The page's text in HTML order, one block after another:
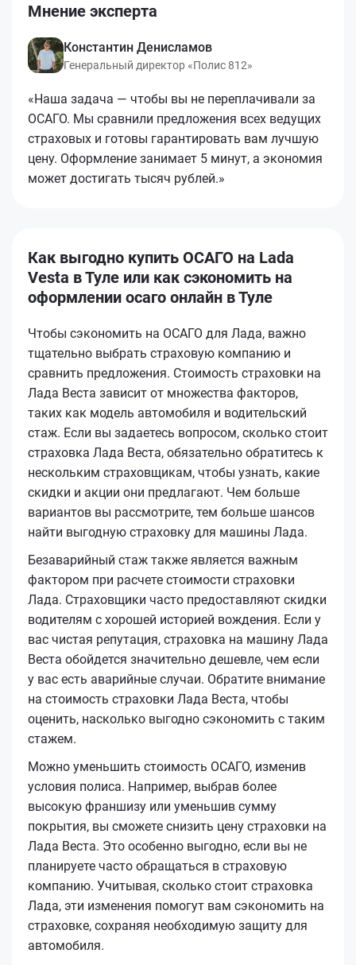
Мнение эксперта
Константин Денисламов
Генеральный директор «Полис 812»
«Наша задача — чтобы вы не переплачивали за
ОСАГО. Мы сравнили предложения всех ведущих
страховых и готовы гарантировать вам лучшую
цену. Оформление занимает 5 минут, а экономия
может достигать тысяч рублей.»
Как выгодно купить ОСАГО на Lada
Vesta в Туле или как сэкономить на
оформлении осаго онлайн в Туле
Чтобы сэкономить на ОСАГО для Лада, важно
тщательно выбрать страховую компанию и
сравнить предложения. Стоимость страховки на
Лада Веста зависит от множества факторов,
таких как модель автомобиля и водительский
стаж. Если вы задаетесь вопросом, сколько стоит
страховка Лада Веста, обязательно обратитесь к
нескольким страховщикам, чтобы узнать, какие
скидки и акции они предлагают. Чем больше
вариантов вы рассмотрите, тем больше шансов
найти выгодную страховку для машины Лада.
Безаварийный стаж также является важным
фактором при расчете стоимости страховки
Лада. Страховщики часто предоставляют скидки
водителям с хорошей историей вождения. Если у
вас чистая репутация, страховка на машину Лада
Веста обойдется значительно дешевле, чем если
у вас есть аварийные случаи. Обратите внимание
на стоимость страховки Лада Веста, чтобы
оценить, насколько выгодно сэкономить с таким
стажем.
Можно уменьшить стоимость ОСАГО, изменив
условия полиса. Например, выбрав более
высокую франшизу или уменьшив сумму
покрытия, вы сможете снизить цену страховки на
Лада Веста. Это особенно выгодно, если вы не
планируете часто обращаться в страховую
компанию. Учитывая, сколько стоит страховка
Лада, эти изменения помогут вам сэкономить на
страховке, сохраняя необходимую защиту для
автомобиля.